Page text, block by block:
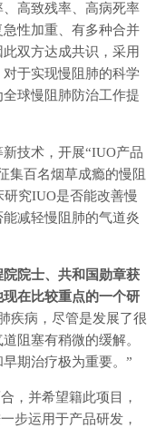
高致残率、高病死率
性加重、有多种合并
双方达成共识，采用
于实现慢阻肺的科学
球慢阻肺防治工作提
技术，开展“IUO产品
集百名烟草成瘾的慢阻
究IUO是否能改善慢
减轻慢阻肺的气道炎
院士、共和国勋章获
在比较重点的一个研
疾病，尽管是发展了很
阻塞有稍微的缓解。
期治疗极为重要。”
，并希望籍此项目，
步运用于产品研发，